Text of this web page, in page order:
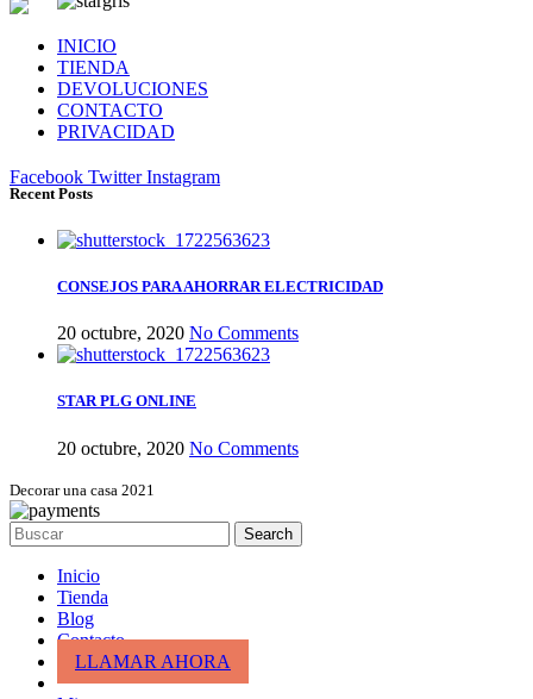
INICIO
TIENDA
DEVOLUCIONES
CONTACTO
PRIVACIDAD
Facebook Twitter Instagram
Recent Posts
CONSEJOS PARA AHORRAR ELECTRICIDAD
20 octubre, 2020 No Comments
STAR PLG ONLINE
20 octubre, 2020 No Comments
Decorar una casa 2021
Search
Inicio
Tienda
Blog
Contacto
LLAMAR AHORA